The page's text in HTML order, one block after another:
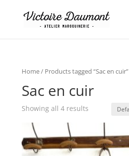
Home/ Products tagged “Sac en cuir”
Sac en cuir
Showing all 4 results